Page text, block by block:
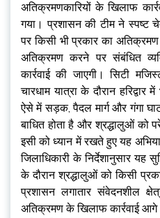
अतिक्रमणकारियों के खिलाफ
गया। प्रशासन की टीम ने स्पष्ट
पर किसी भी प्रकार का अतिक्रमण
अतिक्रमण करने पर संबंधित
कार्रवाई की जाएगी। सिटी
चारधाम यात्रा के दौरान
ऐसे में सड़क, पैदल मार्ग और गंगा
बाधित होता है और श्रद्धालुओं को
इसी को ध्यान में रखते हुए यह
जिलाधिकारी के निर्देशानुसार यह
के दौरान श्रद्धालुओं को किसी
प्रशासन लगातार संवेदनशील
अतिक्रमण के खिलाफ कार्रवाई आगे